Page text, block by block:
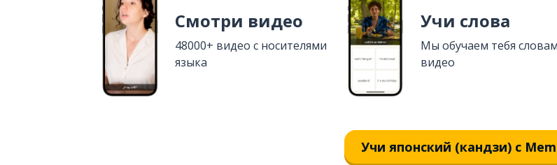
Смотри видео
48000+ видео с носителями
языка
Учи слова
Мы обучаем тебя
видео
Учи японский (кандзи) с